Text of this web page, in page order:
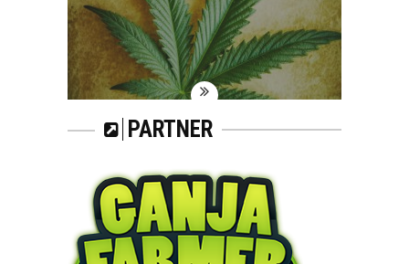
PARTNER